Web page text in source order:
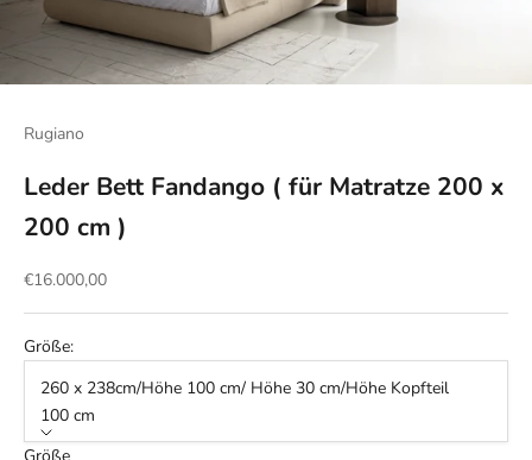
Rugiano
Leder Bett Fandango ( für Matratze 200 x
200 cm )
Angebot
€16.000,00
Größe:
260 x 238cm/Höhe 100 cm/ Höhe 30 cm/Höhe Kopfteil
100 cm